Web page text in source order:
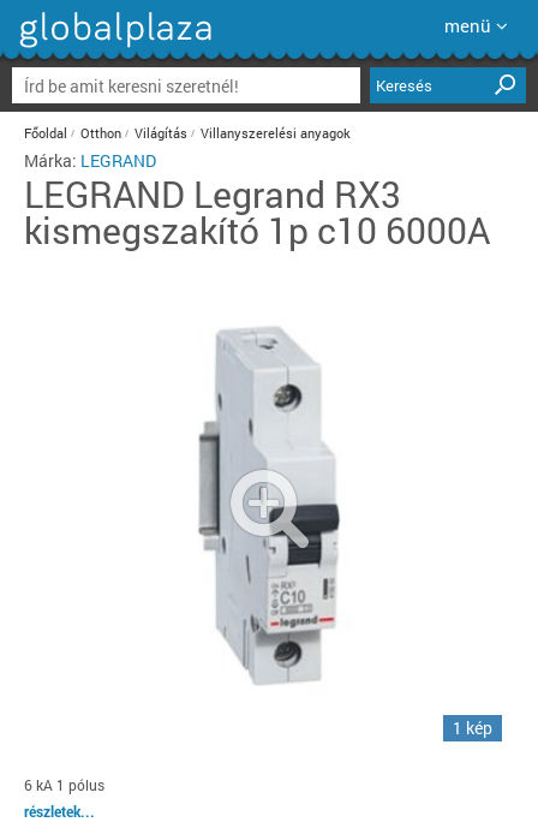
menü
Keresés
Főoldal Otthon Világítás Villanyszerelési anyagok
Márka: LEGRAND
LEGRAND Legrand RX3
kismegszakító 1p c10 6000A
1 kép
6 kA 1 pólus
részletek...